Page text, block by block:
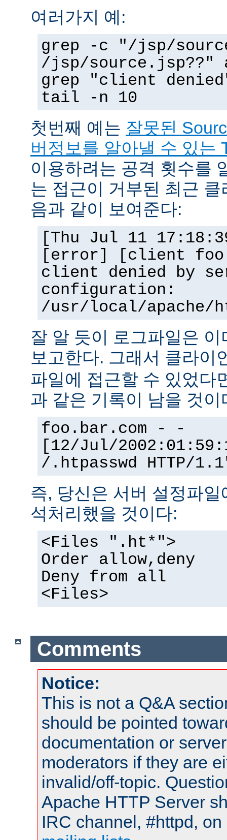
여러가지 예:
grep -c "/jsp/
/jsp/source.jsp??"
grep "client
tail -n 10
첫번째 예는 잘못된
버정보를 알아낼 수 있는
이용하려는 공격 횟수를
는 접근이 거부된 최근
음과 같이 보여준다:
[Thu Jul 11
[error] [client
client denied by
configuration:
/usr/local/apache/
잘 알 듯이 로그파일은
보고한다. 그래서 클라이
파일에 접근할 수 있었다
과 같은 기록이 남을 것이
foo.bar.com - -
[12/Jul/
/.htpasswd HTTP/
즉, 당신은 서버 설정파
석처리했을 것이다:
<Files ".ht*">
Order allow,deny
Deny from all
<Files>
Comments
Notice:
This is not a Q&A
should be pointed
documentation or
moderators if they are
invalid/off-topic.
Apache HTTP Server
IRC channel, #httpd,